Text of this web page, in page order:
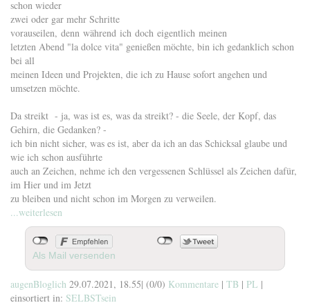
schon wieder
zwei oder gar mehr Schritte
vorauseilen, denn während ich doch eigentlich meinen
letzten Abend "la dolce vita" genießen möchte, bin ich gedanklich schon
bei all
meinen Ideen und Projekten, die ich zu Hause sofort angehen und
umsetzen möchte.
Da streikt - ja, was ist es, was da streikt? - die Seele, der Kopf, das
Gehirn, die Gedanken? -
ich bin nicht sicher, was es ist, aber da ich an das Schicksal glaube und
wie ich schon ausführte
auch an Zeichen, nehme ich den vergessenen Schlüssel als Zeichen dafür,
im Hier und im Jetzt
zu bleiben und nicht schon im Morgen zu verweilen.
...weiterlesen
Als Mail versenden
augenBloglich 29.07.2021, 18.55| (0/0) Kommentare | TB | PL |
einsortiert in: SELBSTsein